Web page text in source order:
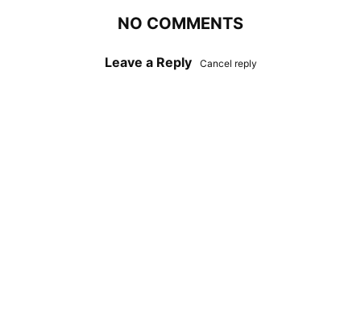
NO COMMENTS
Leave a Reply Cancel reply